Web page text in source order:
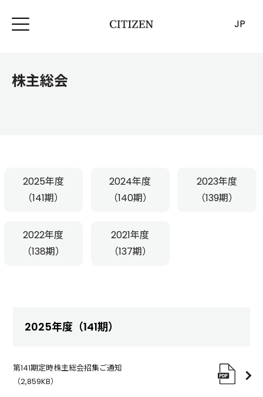
JP
株主総会
2025年度
（141期）
2024年度
（140期）
2023年度
（139期）
2022年度
（138期）
2021年度
（137期）
2025年度（141期）
第141期定時株主総会招集ご通知
（2,859KB）